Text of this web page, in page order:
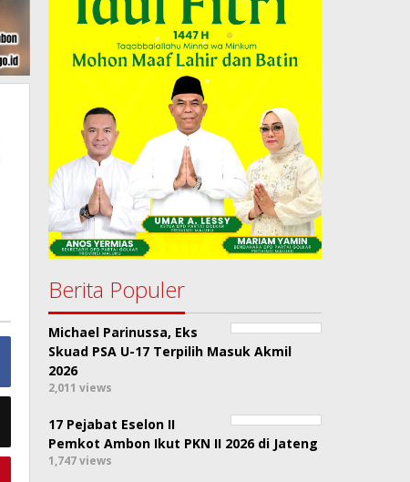
Berita Populer
Michael Parinussa, Eks
Skuad PSA U-17 Terpilih Masuk Akmil
2026
2,011 views
17 Pejabat Eselon II
Pemkot Ambon Ikut PKN II 2026 di Jateng
1,747 views